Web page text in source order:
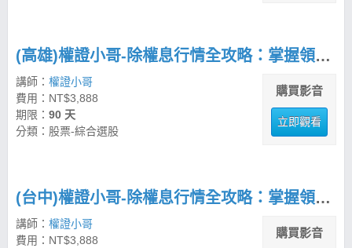
(高雄)權證小哥-除權息行情全攻略：掌握領息與價差的實戰策略
講師： 權證小哥
費用：NT$3,888
期限： 90 天
分類：股票-綜合選股
購買影音
立即觀看
(台中)權證小哥-除權息行情全攻略：掌握領息與價差的實戰策略
講師： 權證小哥
費用：NT$3,888
購買影音